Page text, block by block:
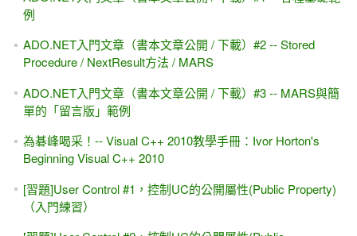
[習題]簡單、入門的 密碼強度 警示圖 for 上集第三章
謝謝各位支持，創世基金會的收據#3（ASP.NET專題實務的
結餘）
DataSet與ObjectDataSource #2，範例下載
[中文翻譯] Visual Studio的 羅斯林專案(Roslyn Project) -- 顯
露C#和VB編譯器的程式碼分析 #1
[轉貼]程式設計如何不花錢？從零開始？自學可行嗎？
[GridView]在 RowCommand事件中，自訂的Button 如何取出
某一列(RowIndex) 的索引值#2 -- e.CommandSource